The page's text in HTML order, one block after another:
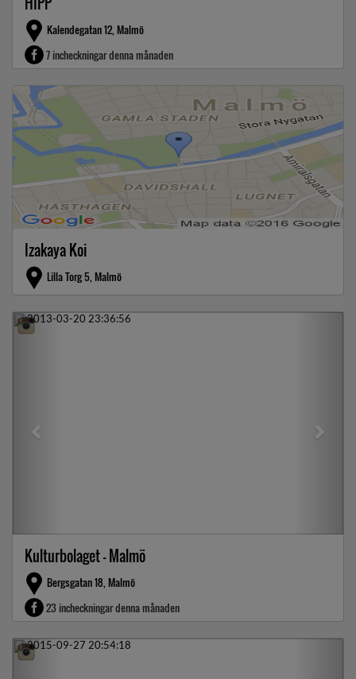
Kalendegatan 12, Malmö
7 incheckningar denna månaden
Izakaya Koi
Lilla Torg 5, Malmö
Previous
Kulturbolaget - Malmö
Bergsgatan 18, Malmö
23 incheckningar denna månaden
Previous